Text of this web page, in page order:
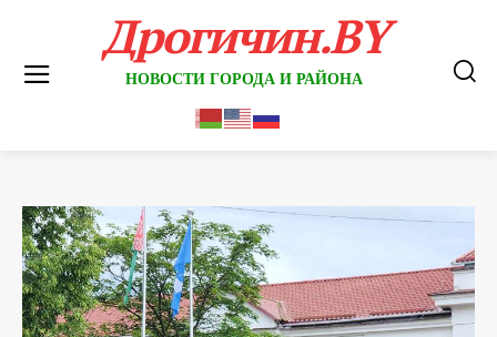
Дрогичин.BY
НОВОСТИ ГОРОДА И РАЙОНА